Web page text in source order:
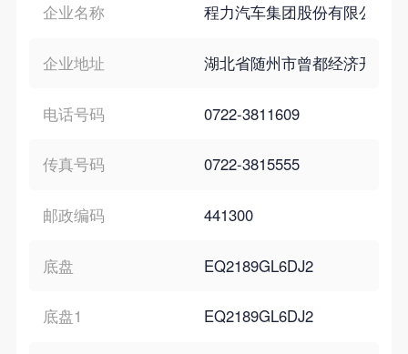
企业名称 程力汽车集团股份有限公司
企业地址 湖北省随州市曾都经济开发区
电话号码 0722-3811609
传真号码 0722-3815555
邮政编码 441300
底盘 EQ2189GL6DJ2
底盘1 EQ2189GL6DJ2